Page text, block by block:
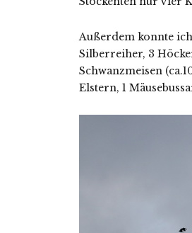
Außerdem konnte
Silberreiher, 3
Schwanzmeisen
Elstern, 1